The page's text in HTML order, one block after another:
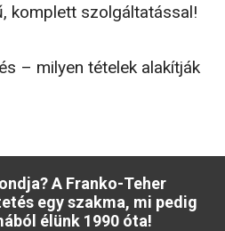
komplett szolgáltatással!
– milyen tételek alakítják
A Franko-Teher
egy szakma, mi pedig
élünk 1990 óta!